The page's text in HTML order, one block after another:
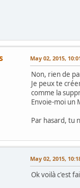
May 02, 2015,
Non, rien de
Je peux te
comme la
Envoie-moi un
Par hasard, tu
May 02, 2015,
Ok voilà c'est